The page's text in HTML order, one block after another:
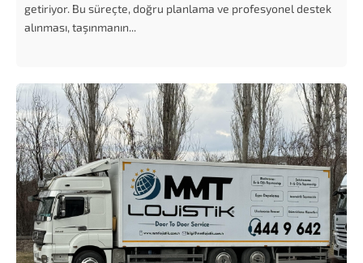
getiriyor. Bu süreçte, doğru planlama ve profesyonel destek
alınması, taşınmanın...